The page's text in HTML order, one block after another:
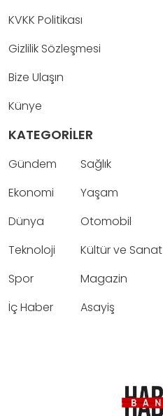
KVKK Politikası
Gizlilik Sözleşmesi
Bize Ulaşın
Künye
KATEGORİLER
Gündem
Ekonomi
Dünya
Teknoloji
Spor
İç Haber
Sağlık
Yaşam
Otomobil
Kültür ve Sanat
Magazin
Asayiş